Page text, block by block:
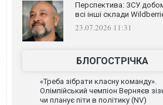
Перспектива: ЗСУ
всі інші склади
23.07.2026 11:31
БЛОГОСТРІЧКА
«Треба зібрати класну команду».
Олімпійський чемпіон Верняєв
чи планує піти в політику (NV)